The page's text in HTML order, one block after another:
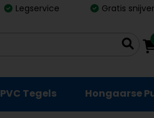
Legservice Gratis
PVC Tegels Hongaarse